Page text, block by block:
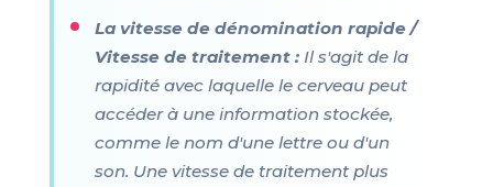
La vitesse de dénomination rapide /
Vitesse de traitement :Il s'agit de la
rapidité avec laquelle le cerveau peut
accéder à une information stockée,
comme le nom d'une lettre ou d'un
son. Une vitesse de traitement plus